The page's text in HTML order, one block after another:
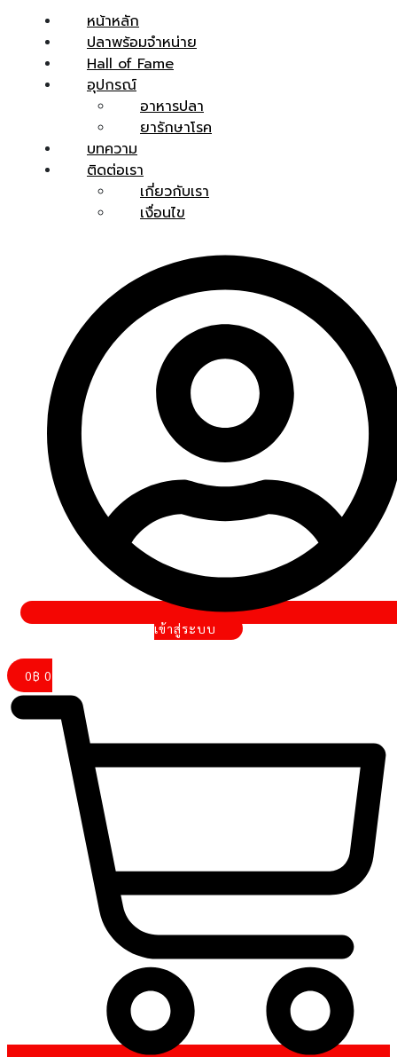
หน้าหลัก
ปลาพร้อมจำหน่าย
Hall of Fame
อุปกรณ์
อาหารปลา
ยารักษาโรค
บทความ
ติดต่อเรา
เกี่ยวกับเรา
เงื่อนไข
เข้าสู่ระบบ
0฿ 0